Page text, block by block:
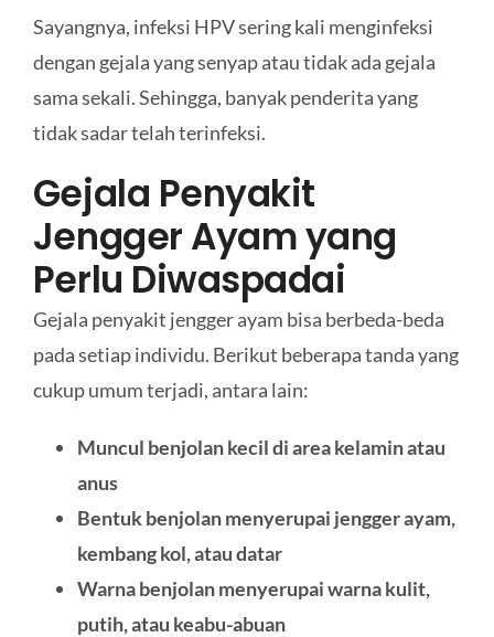
Sayangnya, infeksi HPV sering kali menginfeksi
dengan gejala yang senyap atau tidak ada gejala
sama sekali. Sehingga, banyak penderita yang
tidak sadar telah terinfeksi.
Gejala Penyakit
Jengger Ayam yang
Perlu Diwaspadai
Gejala penyakit jengger ayam bisa berbeda-beda
pada setiap individu. Berikut beberapa tanda yang
cukup umum terjadi, antara lain:
Muncul benjolan kecil di area kelamin atau
anus
Bentuk benjolan menyerupai jengger ayam,
kembang kol, atau datar
Warna benjolan menyerupai warna kulit,
putih, atau keabu-abuan